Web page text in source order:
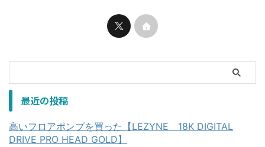
最近の投稿
高いフロアポンプを買った【LEZYNE 18K DIGITAL
DRIVE PRO HEAD GOLD】